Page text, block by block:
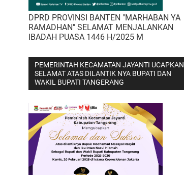
DPRD PROVINSI BANTEN "MARHABAN YA
RAMADHAN" SELAMAT MENJALANKAN
IBADAH PUASA 1446 H/2025 M
PEMERINTAH KECAMATAN JAYANTI UCAPKAN
SELAMAT ATAS DILANTIK NYA BUPATI DAN
WAKIL BUPATI TANGERANG